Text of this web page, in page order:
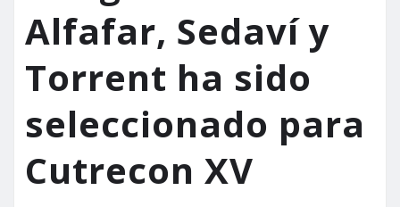
Alfafar, Sedaví y
Torrent ha sido
seleccionado para
Cutrecon XV